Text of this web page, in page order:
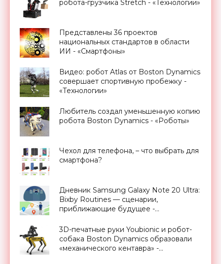
робота-грузчика Stretch - «Технологии»
Представлены 36 проектов
национальных стандартов в области
ИИ - «Смартфоны»
Видео: робот Atlas от Boston Dynamics
совершает спортивную пробежку -
«Технологии»
Любитель создал уменьшенную копию
робота Boston Dynamics - «Роботы»
Чехол для телефона, – что выбрать для
смартфона?
Дневник Samsung Galaxy Note 20 Ultra:
Bixby Routines — сценарии,
приближающие будущее -
3D-печатные руки Youbionic и робот-
собака Boston Dynamics образовали
«механического кентавра» -